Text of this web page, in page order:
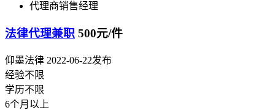
代理商销售经理
法律代理兼职 500元/件
仰墨法律 2022-06-22发布
经验不限
学历不限
6个月以上